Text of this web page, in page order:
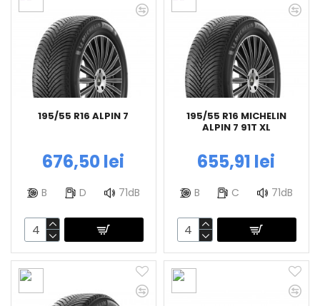
195/55 R16 ALPIN 7
676,50 lei
B D 71dB
195/55 R16 MICHELIN
ALPIN 7 91T XL
655,91 lei
B C 71dB